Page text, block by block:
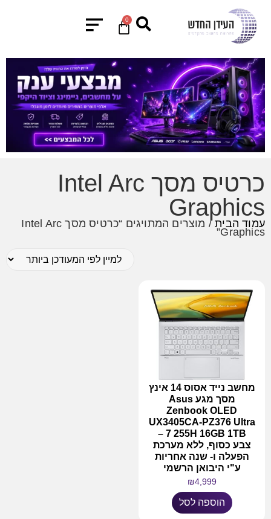
0
כרטיס מסך Intel Arc
Graphics
עמוד הבית / מוצרים המתויגים “כרטיס מסך Intel Arc
Graphics”
מחשב נייד אסוס 14 אינץ
מסך מגע Asus
Zenbook OLED
UX3405CA-PZ376 Ultra
7 255H 16GB 1TB –
צבע כסוף, ללא מערכת
הפעלה ו- שנה אחריות
ע"י היבואן הרשמי
₪4,999
הוספה לסל